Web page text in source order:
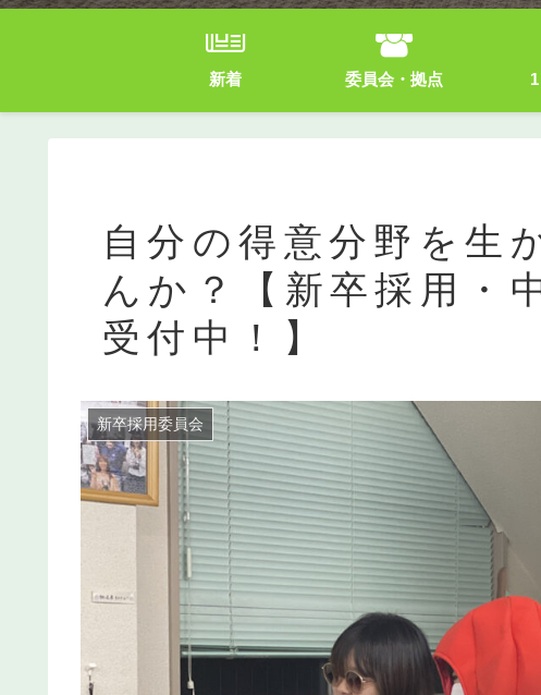
新着 委員会・拠点
自分の得意分野を生
んか？【新卒採用・
受付中！】
新卒採用委員会